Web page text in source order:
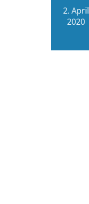
2. April
2020